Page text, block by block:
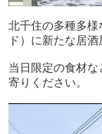
北千住の多種多
ド）に新たな居酒
当日限定の食材
寄りください。